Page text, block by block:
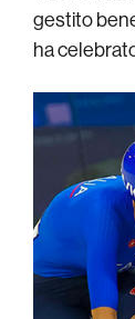
gestito
ha